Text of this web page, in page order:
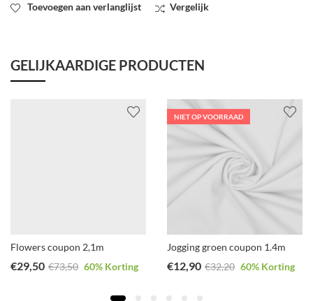
Toevoegen aan verlanglijst Vergelijk
GELIJKAARDIGE PRODUCTEN
Flowers coupon 2,1m
€29,50 €73,50 60% Korting
NIET OP VOORRAAD
Jogging groen coupon 1.4m
€12,90 €32,20 60% Korting